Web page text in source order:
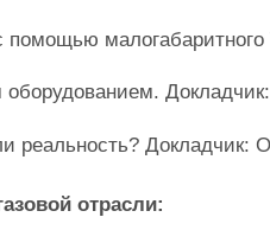
оборудованием.
реальность? Докладчик:
отрасли: